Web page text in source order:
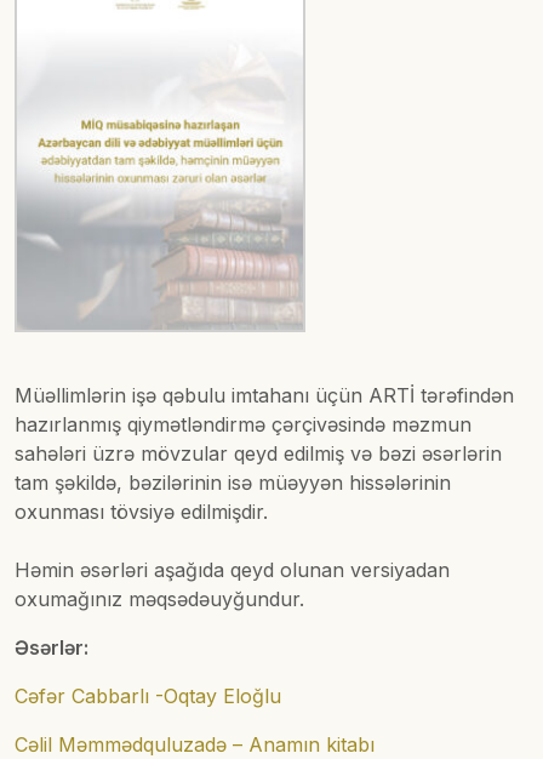
Müəllimlərin işə qəbulu imtahanı üçün ARTİ tərəfindən
hazırlanmış qiymətləndirmə çərçivəsində məzmun
sahələri üzrə mövzular qeyd edilmiş və bəzi əsərlərin
tam şəkildə, bəzilərinin isə müəyyən hissələrinin
oxunması tövsiyə edilmişdir.
Həmin əsərləri aşağıda qeyd olunan versiyadan
oxumağınız məqsədəuyğundur.
Əsərlər:
Cəfər Cabbarlı -Oqtay Eloğlu
Cəlil Məmmədquluzadə – Anamın kitabı